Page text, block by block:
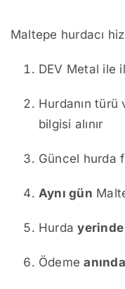
Maltepe hurdacı
DEV Metal ile
Hurdanın
bilgisi alınır
Güncel hurda
Aynı gün
Hurdayerinde
Ödemeanında